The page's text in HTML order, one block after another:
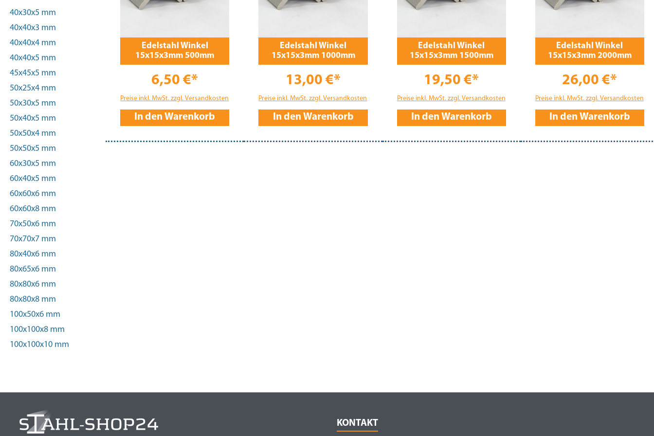
40x30x5 mm
40x40x3 mm
40x40x4 mm
40x40x5 mm
45x45x5 mm
50x25x4 mm
50x30x5 mm
50x40x5 mm
50x50x4 mm
50x50x5 mm
60x30x5 mm
60x40x5 mm
60x60x6 mm
60x60x8 mm
70x50x6 mm
70x70x7 mm
80x40x6 mm
80x65x6 mm
80x80x6 mm
80x80x8 mm
100x50x6 mm
100x100x8 mm
100x100x10 mm
Edelstahl Winkel
15x15x3mm 500mm
6,50 €*
Preise inkl. MwSt. zzgl. Versandkosten
In den Warenkorb
Edelstahl Winkel
15x15x3mm 1000mm
13,00 €*
Preise inkl. MwSt. zzgl. Versandkosten
In den Warenkorb
Edelstahl Winkel
15x15x3mm 1500mm
19,50 €*
Preise inkl. MwSt. zzgl. Versandkosten
In den Warenkorb
Edelstahl Winkel
15x15x3mm 2000mm
26,00 €*
Preise inkl. MwSt. zzgl. Versandkosten
In den Warenkorb
KONTAKT